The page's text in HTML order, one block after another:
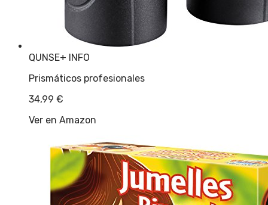
QUNSE+ INFO
Prismáticos profesionales
34,99 €
Ver en Amazon